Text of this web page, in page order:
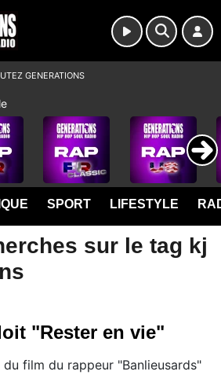
SPORT LIFESTYLE
sur le tag kj
"Rester en vie"
film du rappeur "Banlieusards"
GENERATIONS